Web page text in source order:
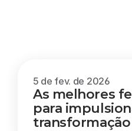
5 de fev. de 2026
As melhores
para